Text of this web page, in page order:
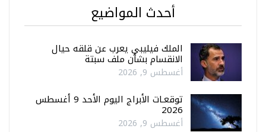
أحدث المواضيع
الملك فيليبي يعرب عن قلقه حيال
الانقسام بشأن ملف سبتة
أغسطس 9, 2026
توقعـات الأبراج اليوم الأحد 9 أغسطس
2026
أغسطس 9, 2026